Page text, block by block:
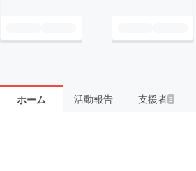
ホーム 活動報告 支援者3